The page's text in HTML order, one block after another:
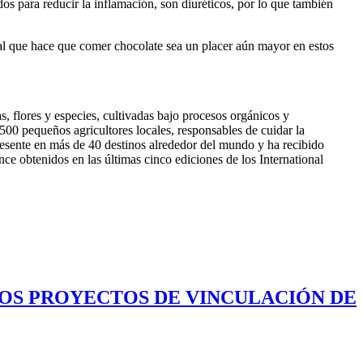
para reducir la inflamación, son diuréticos, por lo que también
hace que comer chocolate sea un placer aún mayor en estos
flores y especies, cultivadas bajo procesos orgánicos y
pequeños agricultores locales, responsables de cuidar la
en más de 40 destinos alrededor del mundo y ha recibido
obtenidos en las últimas cinco ediciones de los International
PROYECTOS DE VINCULACIÓN DE